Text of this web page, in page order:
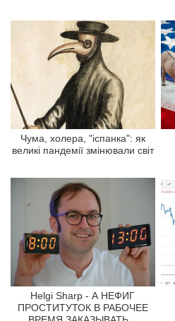
Чума, холера, "іспанка": як
великі пандемії змінювали світ
Helgi Sharp - А НЕФИГ
ПРОСТИТУТОК В РАБОЧЕЕ